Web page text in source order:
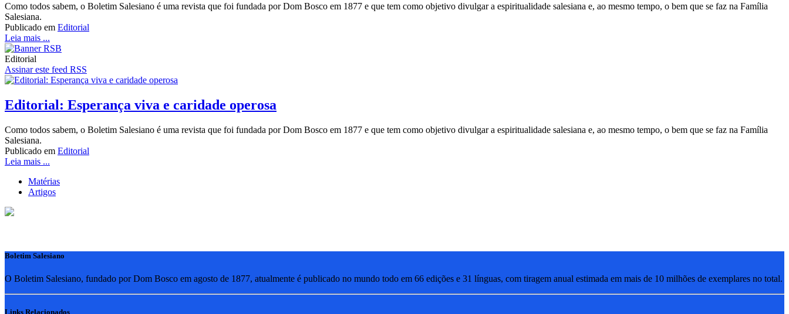
Como todos sabem, o Boletim Salesiano é uma revista que foi fundada por Dom Bosco em 1877 e que tem como objetivo divulgar a espiritualidade salesiana e, ao mesmo tempo, o bem que se faz na Família
Salesiana.
Publicado em Editorial
Leia mais ...
Editorial
Assinar este feed RSS
Editorial: Esperança viva e caridade operosa
Como todos sabem, o Boletim Salesiano é uma revista que foi fundada por Dom Bosco em 1877 e que tem como objetivo divulgar a espiritualidade salesiana e, ao mesmo tempo, o bem que se faz na Família
Salesiana.
Publicado em Editorial
Leia mais ...
Matérias
Artigos
Boletim Salesiano
O Boletim Salesiano, fundado por Dom Bosco em agosto de 1877, atualmente é publicado no mundo todo em 66 edições e 31 línguas, com tiragem anual estimada em mais de 10 milhões de exemplares no total.
Links Relacionados